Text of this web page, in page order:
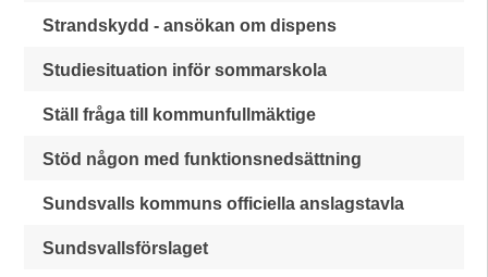
Strandskydd - ansökan om dispens
Studiesituation inför sommarskola
Ställ fråga till kommunfullmäktige
Stöd någon med funktionsnedsättning
Sundsvalls kommuns officiella anslagstavla
Sundsvallsförslaget